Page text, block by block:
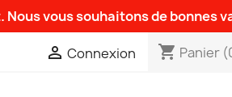
vous souhaitons de bonnes
 Connexion shopping_cart Panier